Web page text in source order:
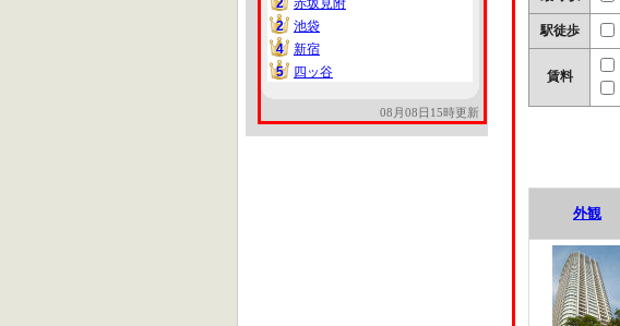
2
2
赤坂見附
2
2
池袋
4
4
新宿
5
5 四ッ谷
08月08日15時更新
駅徒歩
賃料
外観